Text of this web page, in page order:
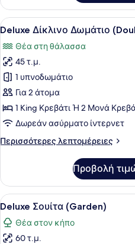
Σουίτα
(Deluxe)
Προβολή
όλων
των
φωτογραφιών
για
Deluxe
Δίκλινο
Δωμάτιο
(Double),
Βεράντα,
8
Deluxe Δίκλινο Δωμάτιο
Θέα στη θάλασσα
45 τ.μ.
1 υπνοδωμάτιο
Για 2 άτομα
1 King Κρεβάτι Ή 2 Μονά
Δωρεάν ασύρματο ίντερνετ
Περισσότερες λεπτομέρειες
Περισσότερες
Δίκλινο
Δωμάτιο
(Double),
Στην
παραλία
Προβολή
Προβολή
όλων
των
φωτογραφιών
10
Deluxe Σουίτα (Garden)
Θέα στον κήπο
60 τ.μ.